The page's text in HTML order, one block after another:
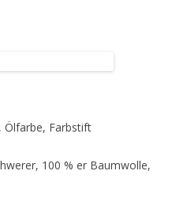
Ölfarbe, Farbstift
100 % er Baumwolle,